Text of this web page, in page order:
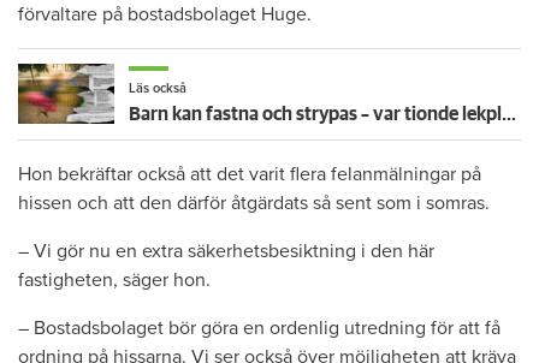
förvaltare på bostadsbolaget Huge.
Läs också
Barn kan fastna och strypas – var tionde lekplats har allvarliga brister
Hon bekräftar också att det varit flera felanmälningar på
hissen och att den därför åtgärdats så sent som i somras.
– Vi gör nu en extra säkerhetsbesiktning i den här
fastigheten, säger hon.
– Bostadsbolaget bör göra en ordenlig utredning för att få
ordning på hissarna. Vi ser också över möjligheten att kräva